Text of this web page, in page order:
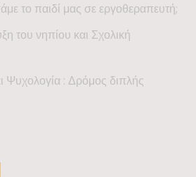
το παιδί μας σε εργοθεραπευτή;
του νηπίου και Σχολική
Ψυχολογία : Δρόμος διπλής